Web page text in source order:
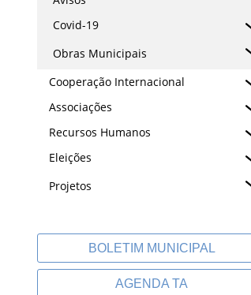
Covid-19
Obras Municipais
Cooperação Internacional
Associações
Recursos Humanos
Eleições
Projetos
BOLETIM MUNICIPAL
AGENDA TA